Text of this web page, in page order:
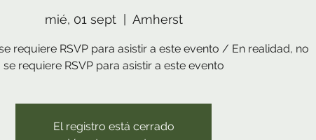
mié, 01 sept
  |
Amherst
requiere RSVP para asistir a este evento / En realidad, no
se requiere RSVP para asistir a este evento
El registro está cerrado